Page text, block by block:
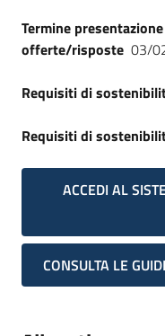
Termine
offerte/risposte 03/
Requisiti di
Requisiti di
ACCEDI AL
CONSULTA LE